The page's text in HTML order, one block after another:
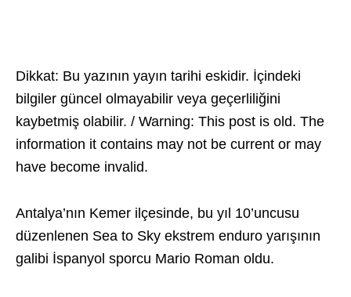
Dikkat: Bu yazının yayın tarihi eskidir. İçindeki
bilgiler güncel olmayabilir veya geçerliliğini
kaybetmiş olabilir. / Warning: This post is old. The
information it contains may not be current or may
have become invalid.
Antalya’nın Kemer ilçesinde, bu yıl 10’uncusu
düzenlenen Sea to Sky ekstrem enduro yarışının
galibi İspanyol sporcu Mario Roman oldu.